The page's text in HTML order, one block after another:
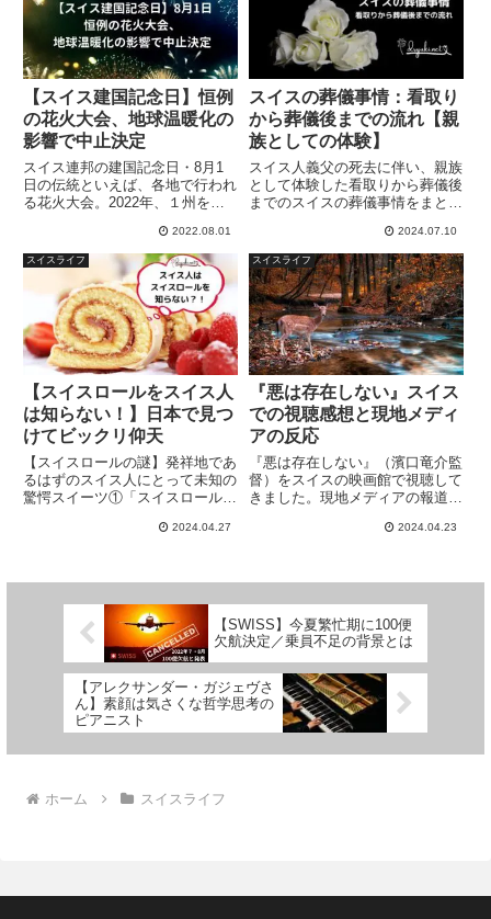
【スイス建国記念日】恒例
の花火大会、地球温暖化の
影響で中止決定
スイス連邦の建国記念日・8月1
日の伝統といえば、各地で行われ
る花火大会。2022年、１州を除
止された原因は、極度の乾燥やコ
ロナだけではなく、世論の変化に
よる影響もあるようです。
2022.08.01
スイスの葬儀事情：看取り
から葬儀後までの流れ【親
族としての体験】
スイス人義父の死去に伴い、親族
として体験した看取りから葬儀後
までのスイスの葬儀事情をまとめ
と実状や、日本と違う点を知りた
いどなたかのお役に立てればと願
っています。
2024.07.10
スイスライフ
【スイスロールをスイス人
は知らない！】日本で見つ
けてビックリ仰天
【スイスロールの謎】発祥地であ
るはずのスイス人にとって未知の
驚愕スイーツ①「スイスロール」
で購入できるのかを、スイス潜伏
2024.04.27
スイスライフ
『悪は存在しない』スイス
での視聴感想と現地メディ
アの反応
『悪は存在しない』（濱口竜介監
督）をスイスの映画館で視聴して
きました。現地メディアの報道内
観客の反応と個人的な感想を記し
2024.04.23
【SWISS】今夏繁忙期に100便
欠航決定／乗員不足の背景とは
【アレクサンダー・ガジェヴさ
ん】素顔は気さくな哲学思考の
ピアニスト
ホーム スイスライフ